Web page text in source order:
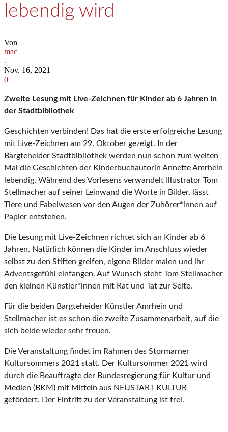
lebendig wird
Von
mac
-
Nov. 16, 2021
0
Zweite Lesung mit Live-Zeichnen für Kinder ab 6 Jahren in
der Stadtbibliothek
Geschichten verbinden! Das hat die erste erfolgreiche Lesung
mit Live-Zeichnen am 29. Oktober gezeigt. In der
Bargteheider Stadtbibliothek werden nun schon zum weiten
Mal die Geschichten der Kinderbuchautorin Annette Amrhein
lebendig. Während des Vorlesens verwandelt Illustrator Tom
Stellmacher auf seiner Leinwand die Worte in Bilder, lässt
Tiere und Fabelwesen vor den Augen der Zuhörer*innen auf
Papier entstehen.
Die Lesung mit Live-Zeichnen richtet sich an Kinder ab 6
Jahren. Natürlich können die Kinder im Anschluss wieder
selbst zu den Stiften greifen, eigene Bilder malen und ihr
Adventsgefühl einfangen. Auf Wunsch steht Tom Stellmacher
den kleinen Künstler*innen mit Rat und Tat zur Seite.
Für die beiden Bargteheider Künstler Amrhein und
Stellmacher ist es schon die zweite Zusammenarbeit, auf die
sich beide wieder sehr freuen.
Die Veranstaltung findet im Rahmen des Stormarner
Kultursommers 2021 statt. Der Kultursommer 2021 wird
durch die Beauftragte der Bundesregierung für Kultur und
Medien (BKM) mit Mitteln aus NEUSTART KULTUR
gefördert. Der Eintritt zu der Veranstaltung ist frei.